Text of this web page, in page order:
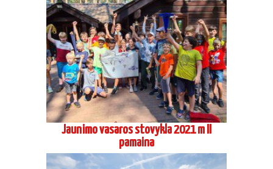
Jaunimo vasaros stovykla 2021 m II
pamaina